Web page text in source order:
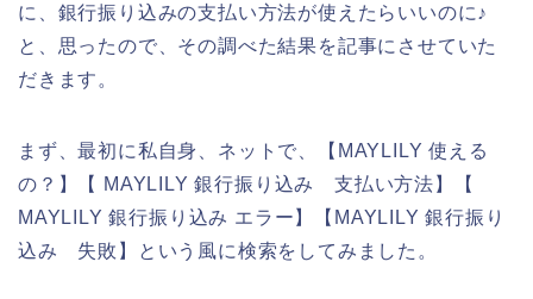
に、銀行振り込みの支払い方法が使えたらいいのに♪
と、思ったので、その調べた結果を記事にさせていた
だきます。
まず、最初に私自身、ネットで、【MAYLILY 使える
の？】【 MAYLILY 銀行振り込み 支払い方法】【
MAYLILY 銀行振り込み エラー】【MAYLILY 銀行振り
込み 失敗】という風に検索をしてみました。